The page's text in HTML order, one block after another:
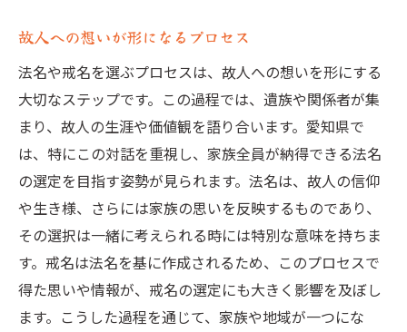
故人への想いが形になるプロセス
法名や戒名を選ぶプロセスは、故人への想いを形にする
大切なステップです。この過程では、遺族や関係者が集
まり、故人の生涯や価値観を語り合います。愛知県で
は、特にこの対話を重視し、家族全員が納得できる法名
の選定を目指す姿勢が見られます。法名は、故人の信仰
や生き様、さらには家族の思いを反映するものであり、
その選択は一緒に考えられる時には特別な意味を持ちま
す。戒名は法名を基に作成されるため、このプロセスで
得た思いや情報が、戒名の選定にも大きく影響を及ぼし
ます。こうした過程を通じて、家族や地域が一つにな